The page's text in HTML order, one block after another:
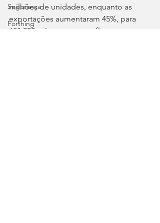
Segurança
Forthing
milhões de unidades, enquanto as
exportações aumentaram 45%, para
681.000, números que refletem o